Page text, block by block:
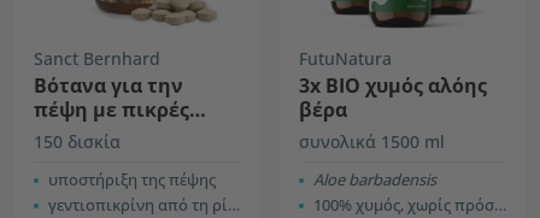
Sanct Bernhard
Βότανα για την
πέψη με πικρές
ουσίες
150 δισκία
υποστήριξη της πέψης
γεντιοπικρίνη από τη ρίζα γεντιανής
FutuNatura
3x BIO χυμός αλόης
βέρα
συνολικά 1500 ml
Aloe barbadensis
100% χυμός, χωρίς πρόσθετα